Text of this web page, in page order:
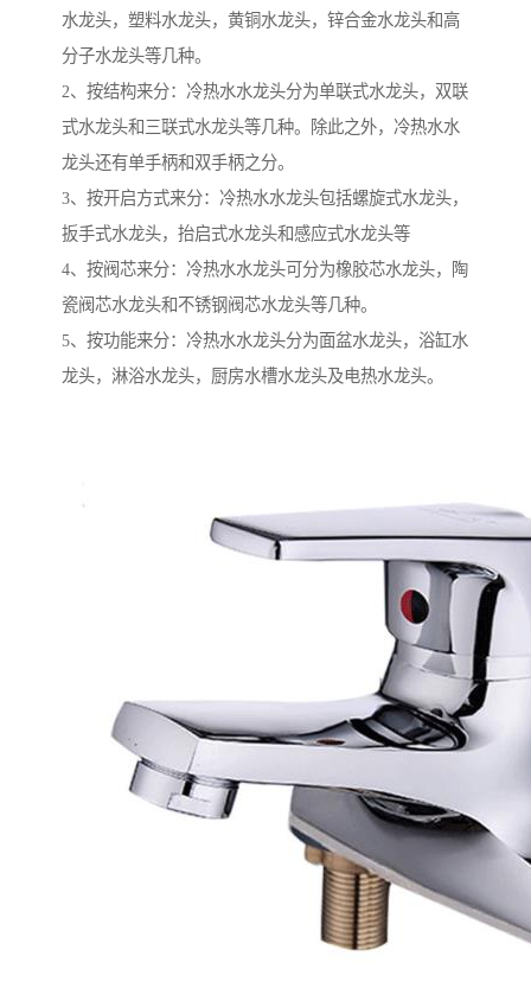
水龙头，塑料水龙头，黄铜水龙头，锌合金水龙头和高
分子水龙头等几种。
2、按结构来分：冷热水水龙头分为单联式水龙头，双联
式水龙头和三联式水龙头等几种。除此之外，冷热水水
龙头还有单手柄和双手柄之分。
3、按开启方式来分：冷热水水龙头包括螺旋式水龙头，
扳手式水龙头，抬启式水龙头和感应式水龙头等
4、按阀芯来分：冷热水水龙头可分为橡胶芯水龙头，陶
瓷阀芯水龙头和不锈钢阀芯水龙头等几种。
5、按功能来分：冷热水水龙头分为面盆水龙头，浴缸水
龙头，淋浴水龙头，厨房水槽水龙头及电热水龙头。